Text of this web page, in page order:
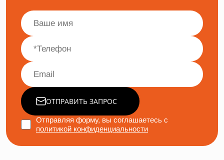
ОТПРАВИТЬ ЗАПРОС
Отправляя форму, вы соглашаетесь с
политикой конфиденциальности